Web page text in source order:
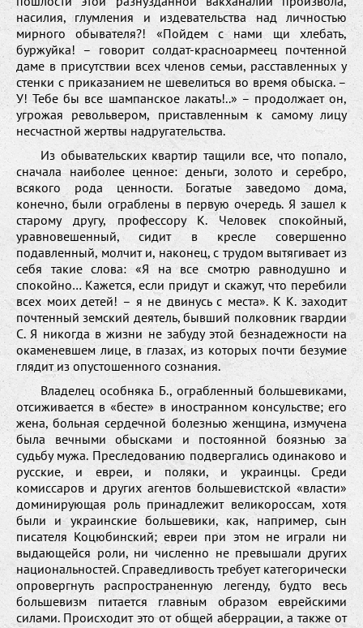
насилия, глумления и издевательства над личностью
мирного обывателя?! «Пойдем с нами щи хлебать,
буржуйка! – говорит солдат-красноармеец почтенной
даме в присутствии всех членов семьи, расставленных у
стенки с приказанием не шевелиться во время обыска. –
У! Тебе бы все шампанское лакать!..» – продолжает он,
угрожая револьвером, приставленным к самому лицу
несчастной жертвы надругательства.
Из обывательских квартир тащили все, что попало,
сначала наиболее ценное: деньги, золото и серебро,
всякого рода ценности. Богатые заведомо дома,
конечно, были ограблены в первую очередь. Я зашел к
старому другу, профессору К. Человек спокойный,
уравновешенный, сидит в кресле совершенно
подавленный, молчит и, наконец, с трудом вытягивает из
себя такие слова: «Я на все смотрю равнодушно и
спокойно… Кажется, если придут и скажут, что перебили
всех моих детей! – я не двинусь с места». К К. заходит
почтенный земский деятель, бывший полковник гвардии
С. Я никогда в жизни не забуду этой безнадежности на
окаменевшем лице, в глазах, из которых почти безумие
глядит из опустошенного сознания.
Владелец особняка Б., ограбленный большевиками,
отсиживается в «бесте» в иностранном консульстве; его
жена, больная сердечной болезнью женщина, измучена
была вечными обысками и постоянной боязнью за
судьбу мужа. Преследованию подвергались одинаково и
русские, и евреи, и поляки, и украинцы. Среди
комиссаров и других агентов большевистской «власти»
доминирующая роль принадлежит великороссам, хотя
были и украинские большевики, как, например, сын
писателя Коцюбинский; евреи при этом не играли ни
выдающейся роли, ни численно не превышали других
национальностей. Справедливость требует категорически
опровергнуть распространенную легенду, будто весь
большевизм питается главным образом еврейскими
силами. Происходит это от общей аберрации, а также от